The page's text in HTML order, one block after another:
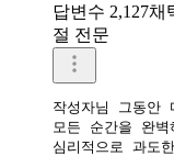
답변수 2,127채
절 전문
작성자님 그동안
모든 순간을 완
심리적으로 과도